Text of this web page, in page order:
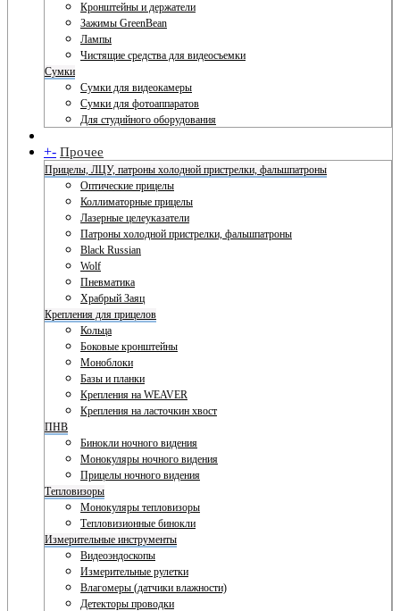
Кронштейны и держатели
Зажимы GreenBean
Лампы
Чистящие средства для видеосъемки
Сумки
Сумки для видеокамеры
Сумки для фотоаппаратов
Для студийного оборудования
+- Прочее
Прицелы, ЛЦУ, патроны холодной пристрелки, фальшпатроны
Оптические прицелы
Коллиматорные прицелы
Лазерные целеуказатели
Патроны холодной пристрелки, фальшпатроны
Black Russian
Wolf
Пневматика
Храбрый Заяц
Крепления для прицелов
Кольца
Боковые кронштейны
Моноблоки
Базы и планки
Крепления на WEAVER
Крепления на ласточкин хвост
ПНВ
Бинокли ночного видения
Монокуляры ночного видения
Прицелы ночного видения
Тепловизоры
Монокуляры тепловизоры
Тепловизионные бинокли
Измерительные инструменты
Видеоэндоскопы
Измерительные рулетки
Влагомеры (датчики влажности)
Детекторы проводки